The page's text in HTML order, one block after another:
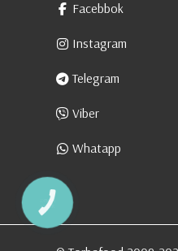
Facebbok
Instagram
Telegram
Viber
Whatapp
КНОПКА
ЗВ'ЯЗКУ